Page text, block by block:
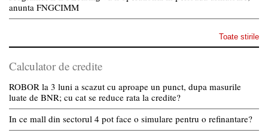
anunta FNGCIMM
Toate stirile
Calculator de credite
ROBOR la 3 luni a scazut cu aproape un punct, dupa masurile
luate de BNR; cu cat se reduce rata la credite?
In ce mall din sectorul 4 pot face o simulare pentru o refinantare?